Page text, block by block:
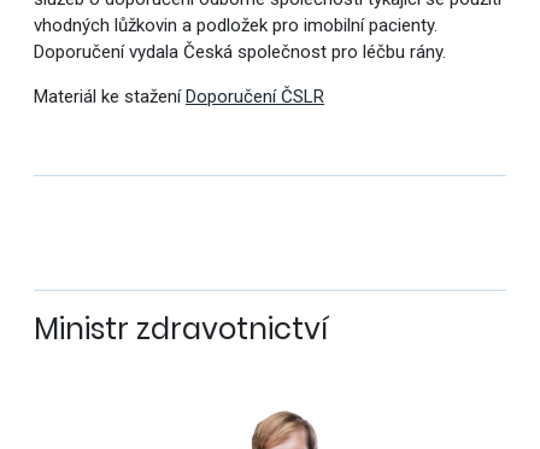
vhodných lůžkovin a podložek pro imobilní pacienty.
Doporučení vydala Česká společnost pro léčbu rány.
Materiál ke staženíDoporučení ČSLR
Ministr zdravotnictví